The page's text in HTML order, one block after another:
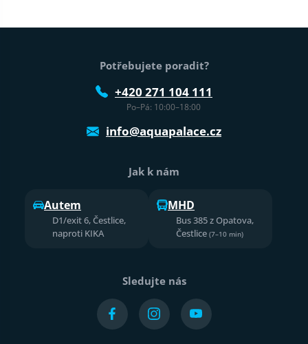
Patička webu
Potřebujete poradit?
+420 271 104 111
Po–Pá: 10:00–18:00
info@aquapalace.cz
Jak k nám
Autem
D1/exit 6, Čestlice,
naproti KIKA
MHD
Bus 385 z Opatova,
Čestlice (7–10 min)
Sledujte nás